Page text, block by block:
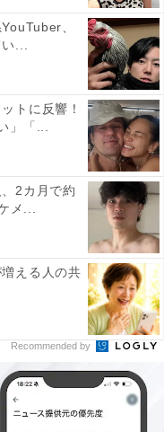
、
い...
トに反響！
」「...
2カ月で約
メ...
える人の共
Recommended by